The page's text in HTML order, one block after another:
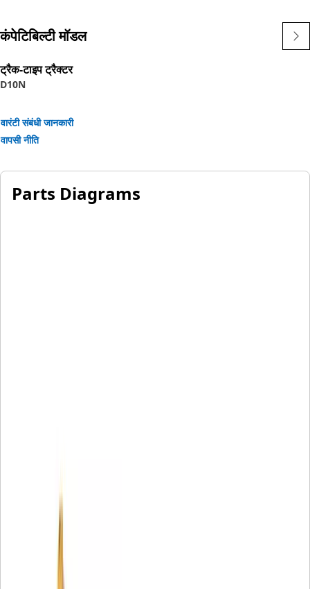
कंपेटिबिल्टी मॉडल
ट्रैक-टाइप ट्रैक्टर
D10N
वारंटी संबंधी जानकारी
वापसी नीति
Parts Diagrams